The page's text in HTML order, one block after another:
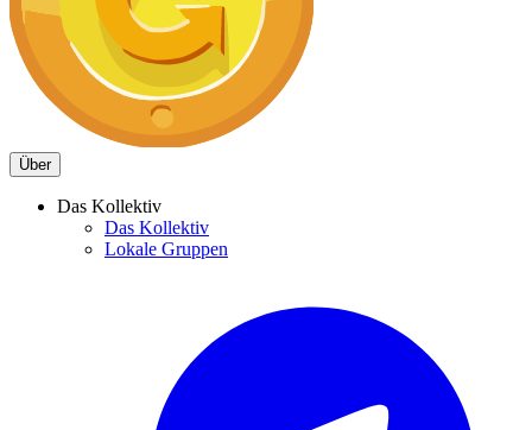
Über
Das Kollektiv
Das Kollektiv
Lokale Gruppen